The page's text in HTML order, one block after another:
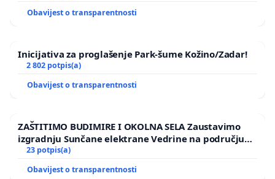
Obavijest o transparentnosti
Inicijativa za proglašenje Park-šume Kožino/Zadar!
2 802 potpis(a)
Obavijest o transparentnosti
ZAŠTITIMO BUDIMIRE I OKOLNA SELA Zaustavimo
izgradnju Sunčane elektrane Vedrine na području
Ugljana
23 potpis(a)
Obavijest o transparentnosti